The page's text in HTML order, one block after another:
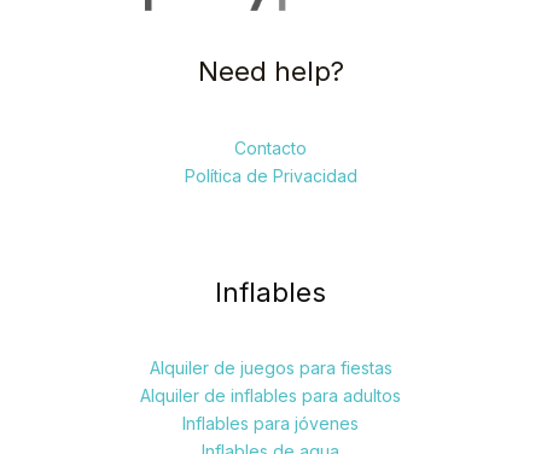
Need help?
Contacto
Política de Privacidad
Inflables
Alquiler de juegos para fiestas
Alquiler de inflables para adultos
Inflables para jóvenes